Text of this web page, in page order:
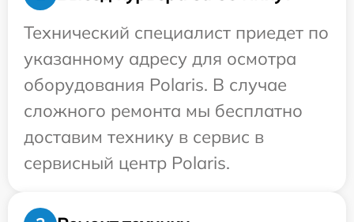
Технический специалист приедет по
указанному адресу для осмотра
оборудования Polaris. В случае
сложного ремонта мы бесплатно
доставим технику в сервис в
сервисный центр Polaris.